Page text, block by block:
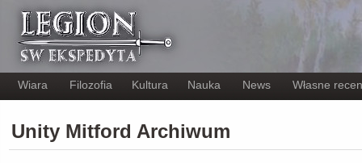
Wiara Filozofia Kultura Nauka News Własne
Unity Mitford Archiwum